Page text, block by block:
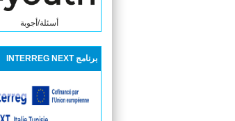
أسئلة/أجوبة
برنامج INTERREG NEXT